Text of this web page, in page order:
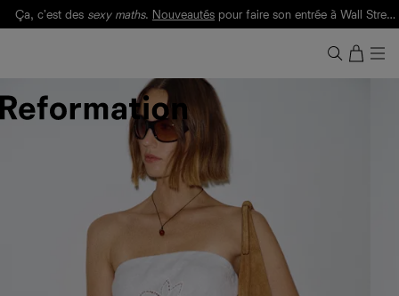
Ça, c'est des sexy maths. Nouveautés pour faire son entrée à Wall Street.